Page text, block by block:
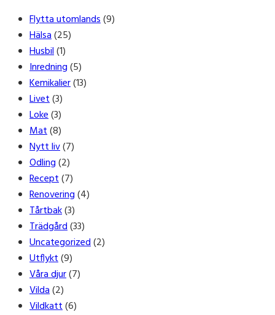
Flytta utomlands(9)
Hälsa(25)
Husbil(1)
Inredning(5)
Kemikalier(13)
Livet(3)
Loke(3)
Mat(8)
Nytt liv(7)
Odling(2)
Recept(7)
Renovering(4)
Tårtbak(3)
Trädgård(33)
Uncategorized(2)
Utflykt(9)
Våra djur(7)
Vilda(2)
Vildkatt(6)